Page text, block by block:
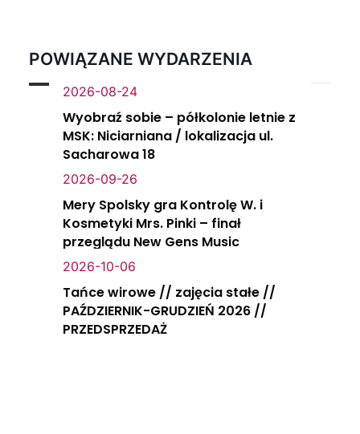
POWIĄZANE WYDARZENIA
2026-08-24
Wyobraź sobie – półkolonie letnie z
MSK: Niciarniana / lokalizacja ul.
Sacharowa 18
2026-09-26
Mery Spolsky gra Kontrolę W. i
Kosmetyki Mrs. Pinki – finał
przeglądu New Gens Music
2026-10-06
Tańce wirowe // zajęcia stałe //
PAŹDZIERNIK-GRUDZIEŃ 2026 //
PRZEDSPRZEDAŻ